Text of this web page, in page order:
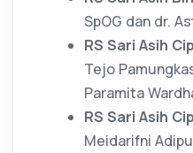
SpOG dan dr.
RS Sari Asih
Tejo
Paramita
RS Sari Asih
Meidarifni